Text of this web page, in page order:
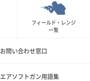
フィールド・レンジ
一覧
お問い合わせ窓口
エアソフトガン用語集